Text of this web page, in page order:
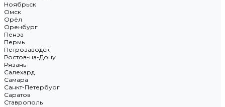
Ноябрьск
Омск
Орёл
Оренбург
Пенза
Пермь
Петрозаводск
Ростов-на-Дону
Рязань
Салехард
Самара
Санкт-Петербург
Саратов
Ставрополь